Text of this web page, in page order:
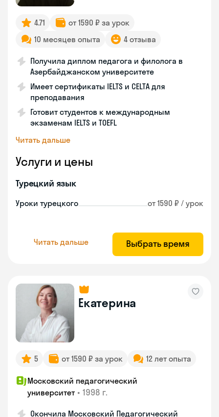
4.71
от 1590 ₽ за урок
10 месяцев опыта
4 отзыва
Получила диплом педагога и филолога в
Азербайджанском университете
Имеет сертификаты IELTS и CELTA для
преподавания
Готовит студентов к международным
экзаменам IELTS и TOEFL
Читать дальше
Услуги и цены
Турецкий язык
Уроки турецкого от 1590 ₽ / урок
Читать дальше Выбрать время
Екатерина
5 от 1590 ₽ за урок 12 лет опыта
Московский педагогический
университет • 1998 г.
Окончила Московский Педагогический